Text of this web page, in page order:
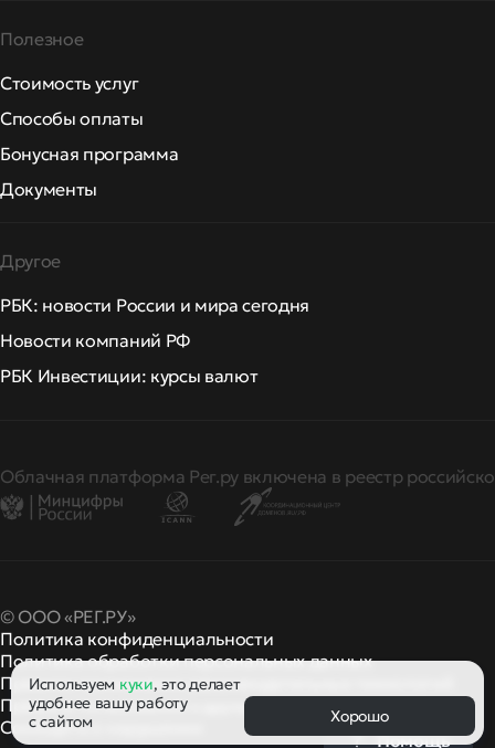
Полезное
Стоимость услуг
Способы оплаты
Бонусная программа
Документы
Другое
РБК: новости России и мира сегодня
Новости компаний РФ
РБК Инвестиции: курсы валют
Облачная платформа Рег.ру включена в реестр
© ООО «РЕГ.РУ»
Политика конфиденциальности
Политика обработки персональных данных
Правила применения рекомендательных технологий
Правила пользованияи другие
правила и политики
Сообщить о нарушении
Используем куки, это делает
удобнее вашу работу
с сайтом
Хорошо
Помощь